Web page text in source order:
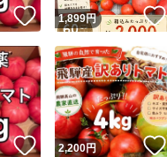
このユーザーは高頻度
このユーザーは設定し
いいね！
1,899円
いいね！
2,200円